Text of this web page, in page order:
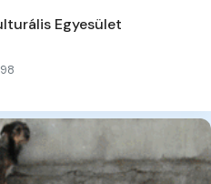
Egyesület